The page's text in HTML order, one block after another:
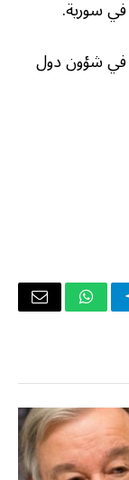
سورية.
في شؤون دول
واتسابالبريد